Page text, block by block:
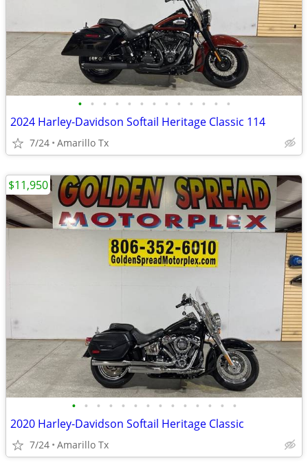
• • • • • • • • • • • • •
2024 Harley-Davidson Softail Heritage Classic 114
7/24 Amarillo Tx
• • • • • • • • • • • • • •
2020 Harley-Davidson Softail Heritage Classic
7/24 Amarillo Tx
$11,950